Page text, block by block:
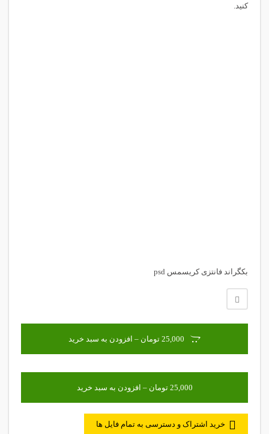
کنید.
بکگراند فانتزی کریسمس psd
25,000 تومان – افزودن به سبد خرید
خرید اشتراک و دسترسی به تمام فایل ها